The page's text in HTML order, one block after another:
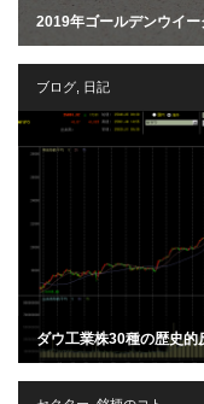
2019年ゴールデンウイ
ブログ 日記
ダウ工業株30種の歴史